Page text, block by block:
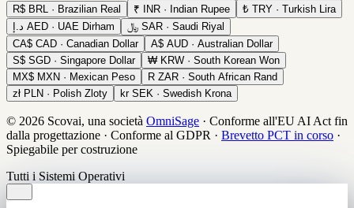
R$ BRL · Brazilian Real ₹ INR · Indian Rupee ₺ TRY · Turkish Lira
د.إ AED · UAE Dirham ﷼ SAR · Saudi Riyal
CA$ CAD · Canadian Dollar A$ AUD · Australian Dollar
S$ SGD · Singapore Dollar ₩ KRW · South Korean Won
MX$ MXN · Mexican Peso R ZAR · South African Rand
zł PLN · Polish Zloty kr SEK · Swedish Krona
© 2026 Scovai, una società OmniSage · Conforme all'EU AI Act fin
dalla progettazione · Conforme al GDPR · Brevetto PCT in corso ·
Spiegabile per costruzione
Tutti i Sistemi Operativi